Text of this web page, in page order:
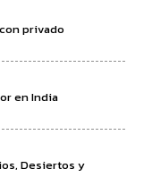
privado
en India
Desiertos y